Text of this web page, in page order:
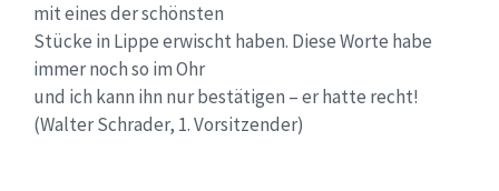
mit eines der schönsten
Stücke in Lippe erwischt haben. Diese Worte habe
immer noch so im Ohr
und ich kann ihn nur bestätigen – er hatte recht!
(Walter Schrader, 1. Vorsitzender)